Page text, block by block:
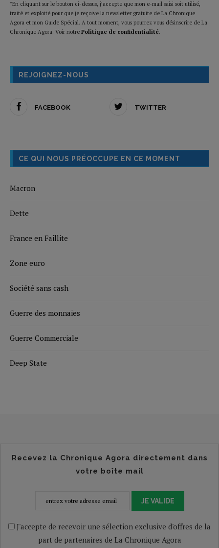
*En cliquant sur le bouton ci-dessus, j’accepte que mon e-mail saisi soit utilisé,
traité et exploité pour que je reçoive la newsletter gratuite de La Chronique
Agora et mon Guide Spécial. A tout moment, vous pourrez vous désinscrire de La
Chronique Agora. Voir notre Politique de confidentialité.
REJOIGNEZ-NOUS
FACEBOOK TWITTER
CE QUI NOUS PRÉOCCUPE EN CE MOMENT
Macron
Dette
France en Faillite
Zone euro
Société sans cash
Guerre des monnaies
Guerre Commerciale
Deep State
Recevez la Chronique Agora directement dans
votre boîte mail
JE VALIDE
J'accepte de recevoir une sélection exclusive d'offres de la
part de partenaires de La Chronique Agora